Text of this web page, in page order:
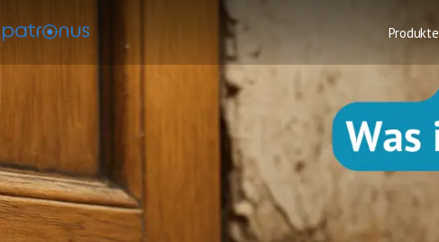
Produkte